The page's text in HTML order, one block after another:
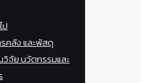
ป
คลัง และพัสดุ
วิจัย นวัตกรรมและ